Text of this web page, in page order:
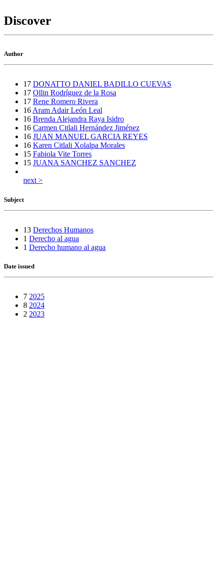
Discover
Author
17 DONATTO DANIEL BADILLO CUEVAS
17 Ollin Rodríguez de la Rosa
17 Rene Romero Rivera
16Aram Adair León Leal
16 Brenda Alejandra Raya Isidro
16 Carmen Citlali Hernández Jiménez
16 JUAN MANUEL GARCIA REYES
16 Karen Citlali Xolalpa Morales
15 Fabiola Vite Torres
15 JUANA SANCHEZ SANCHEZ
next >
Subject
13 Derechos Humanos
1 Derecho al agua
1 Derecho humano al agua
Date issued
7 2025
8 2024
2 2023